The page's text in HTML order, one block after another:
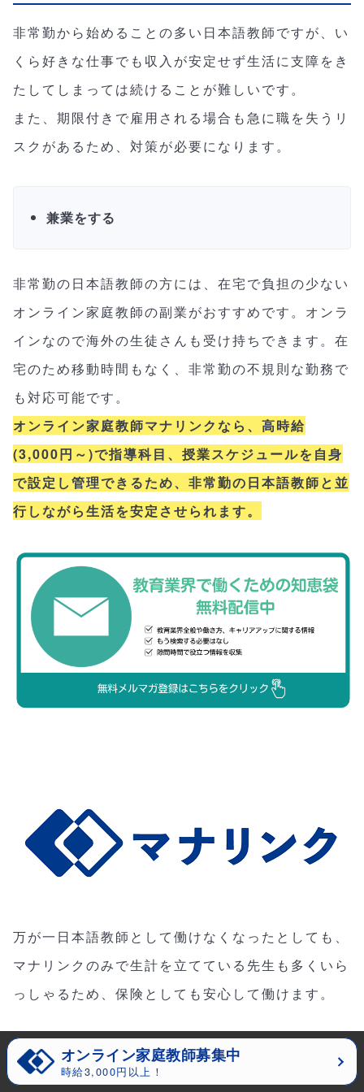
非常勤から始めることの多い日本語教師ですが、い
くら好きな仕事でも収入が安定せず生活に支障をき
たしてしまっては続けることが難しいです。
また、期限付きで雇用される場合も急に職を失うリ
スクがあるため、対策が必要になります。
兼業をする
非常勤の日本語教師の方には、在宅で負担の少ない
オンライン家庭教師の副業がおすすめです。オンラ
インなので海外の生徒さんも受け持ちできます。在
宅のため移動時間もなく、非常勤の不規則な勤務で
も対応可能です。
オンライン家庭教師マナリンクなら、高時給
(3,000円～)で指導科目、授業スケジュールを自身
で設定し管理できるため、非常勤の日本語教師と並
行しながら生活を安定させられます。
万が一日本語教師として働けなくなったとしても、
マナリンクのみで生計を立てている先生も多くいら
っしゃるため、保険としても安心して働けます。
オンライン家庭教師募集中
時給3,000円以上！